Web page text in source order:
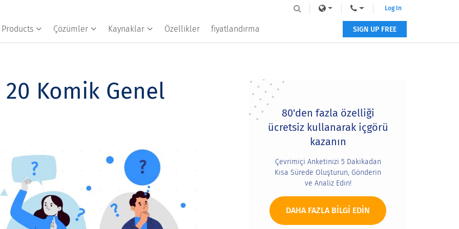
Products Çözümler Kaynaklar Özellikler fiyatlandırma
Log In
SIGN UP FREE
Komik Genel
Primary
Sidebar80'den fazla özelliği
ücretsiz kullanarak içgörü
kazanın
Çevrimiçi Anketinizi 5 Dakikadan
Kısa Sürede Oluşturun, Gönderin
ve Analiz Edin!
DAHA FAZLA BILGI EDIN